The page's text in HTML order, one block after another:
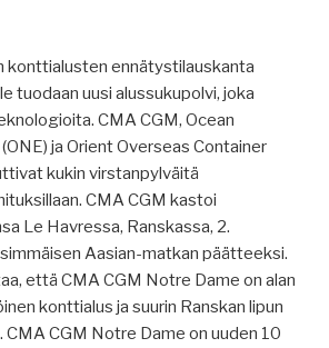
konttialusten ennätystilauskanta
tuodaan uusi alussukupolvi, joka
CMA CGM, Ocean
ja Orient Overseas Container
kukin virstanpylväitä
CMA CGM kastoi
Le Havressa, Ranskassa, 2.
Aasian-matkan päätteeksi.
että CMA CGM Notre Dame on alan
konttialus ja suurin Ranskan lipun
CMA CGM Notre Dame on uuden 10